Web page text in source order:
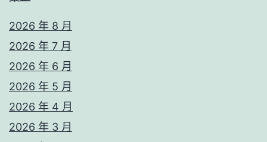
2026 年 8 月
2026 年 7 月
2026 年 6 月
2026 年 5 月
2026 年 4 月
2026 年 3 月